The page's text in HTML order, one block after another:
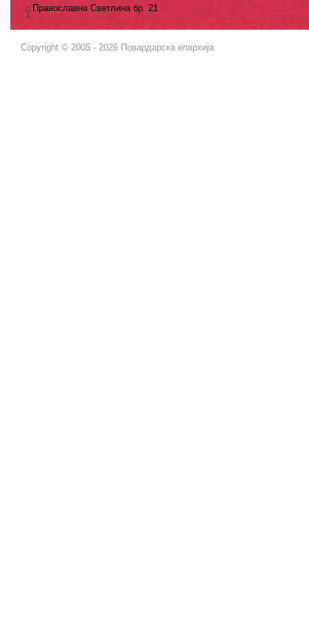
Православна Светлина бр. 21
Copyright © 2005 - 2026 Повардарска епархија.